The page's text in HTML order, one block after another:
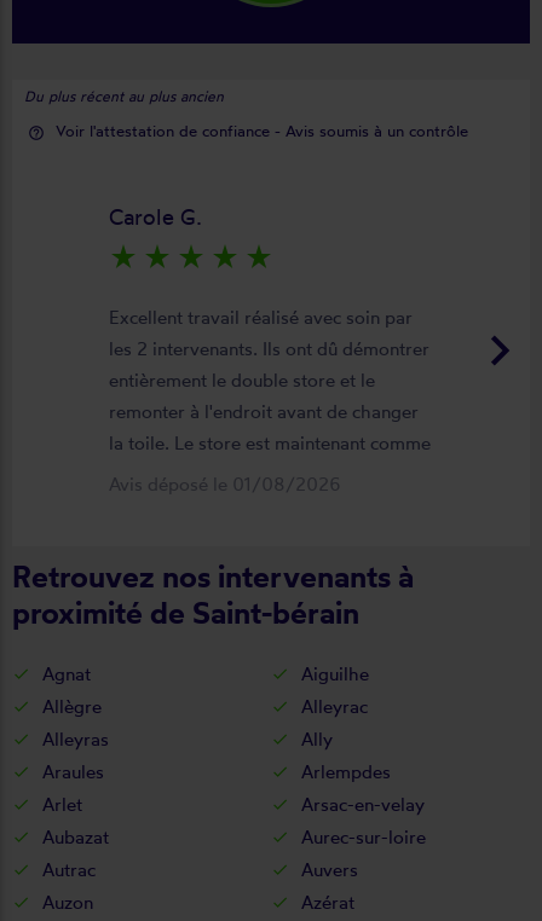
Du plus récent au plus ancien
help_outline Voir l'attestation de confiance - Avis soumis à un contrôle
keyboard_arrow_right
Carole G.
star_rate star_rate star_rate star_rate star_rate
Excellent travail réalisé avec soin par
les 2 intervenants. Ils ont dû démontrer
entièrement le double store et le
remonter à l'endroit avant de changer
la toile. Le store est maintenant comme
neuf, parfaitement positionné et
Avis déposé le 01/08/2026
Retrouvez nos intervenants à
proximité de Saint-bérain
Agnat
Aiguilhe
Allègre
Alleyrac
Alleyras
Ally
Araules
Arlempdes
Arlet
Arsac-en-velay
Aubazat
Aurec-sur-loire
Autrac
Auvers
Auzon
Azérat